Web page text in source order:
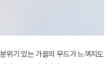
위기 있는 가을의 무드가 느껴지도